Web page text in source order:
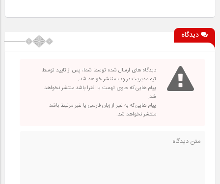
دیدگاه
دیدگاه های ارسال شده توسط شما، پس از تایید توسط
تیم مدیریت در وب منتشر خواهد شد.
پیام هایی که حاوی تهمت یا افترا باشد منتشر نخواهد
شد.
پیام هایی که به غیر از زبان فارسی یا غیر مرتبط باشد
منتشر نخواهد شد.